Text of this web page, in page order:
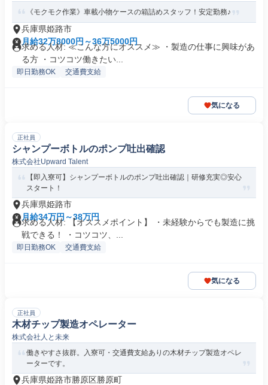
《モクモク作業》車載小物ケースの箱詰めスタッフ！安定勤務♪
兵庫県姫路市
月給32万8000円～36万5000円
求める人材: ≪こんな方にオススメ≫ ・製造の仕事に興味があ
る方 ・コツコツ働きたい...
即日勤務OK 交通費支給
気になる
正社員
シャンプーボトルのポンプ吐出確認
株式会社Upward Talent
【即入寮可】シャンプーボトルのポンプ吐出確認｜研修充実◎安心
スタート！
兵庫県姫路市
月給34万円～38万円
求める人材: 【オススメポイント】 ・未経験からでも製造に挑
戦できる！ ・コツコツ、...
即日勤務OK 交通費支給
気になる
正社員
木材チップ製造オペレーター
株式会社人と未来
働きやすさ抜群。入寮可・交通費支給ありの木材チップ製造オペレ
ーターです。
兵庫県姫路市勝原区勝原町